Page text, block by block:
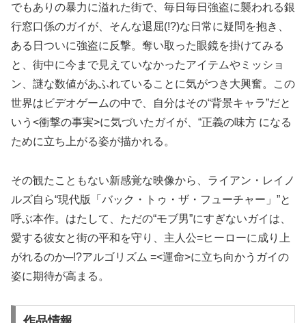
でもありの暴力に溢れた街で、毎日毎日強盗に襲われる銀
行窓口係のガイが、そんな退屈(!?)な日常に疑問を抱き、
ある日ついに強盗に反撃。奪い取った眼鏡を掛けてみる
と、街中に今まで見えていなかったアイテムやミッショ
ン、謎な数値があふれていることに気がつき大興奮。この
世界はビデオゲームの中で、自分はその“背景キャラ”だと
いう<衝撃の事実>に気づいたガイが、“正義の味方 になる
ために立ち上がる姿が描かれる。
その観たこともない新感覚な映像から、ライアン・レイノ
ルズ自ら“現代版「バック・トゥ・ザ・フューチャー」”と
呼ぶ本作。はたして、ただの“モブ男”にすぎないガイは、
愛する彼女と街の平和を守り、主人公=ヒーローに成り上
がれるのか─!?アルゴリズム =<運命>に立ち向かうガイの
姿に期待が高まる。